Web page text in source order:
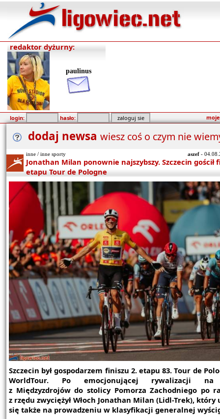
redaktor dyżurny:
paulinus
login: hasło:
dodaj newsa wiesz coś o czym nie
inne / inne sporty aszef -
Jonathan Milan ponownie najszybszy. Szczecin gościł
etapu Tour de Pologne
Szczecin był gospodarzem finiszu 2. etapu 83. Tour de
WorldTour. Po emocjonującej rywalizacji
z Międzyzdrojów do stolicy Pomorza Zachodniego po
z rzędu zwyciężył Włoch Jonathan Milan (Lidl-Trek), który
się także na prowadzeniu w klasyfikacji generalnej